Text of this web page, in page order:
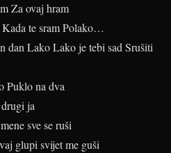
Za ovaj hram
te sram Polako…
dan Lako Lako je tebi sad Srušiti
Puklo na dva
ja
sve se ruši
glupi svijet me guši